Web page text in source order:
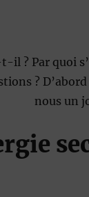
il ? Par quoi
?
nous un